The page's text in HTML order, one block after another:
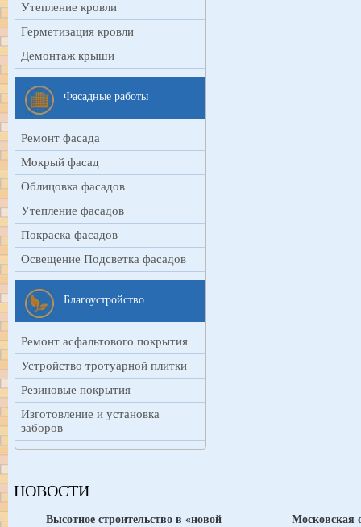
Утепление кровли
Герметизация кровли
Демонтаж крыши
Фасадные работы
Ремонт фасада
Мокрый фасад
Облицовка фасадов
Утепление фасадов
Покраска фасадов
Освещение Подсветка фасадов
Благоустройство
Ремонт асфальтового покрытия
Устройство тротуарной плитки
Резиновые покрытия
Изготовление и установка
заборов
НОВОСТИ
Высотное строительство в «новой
Московская